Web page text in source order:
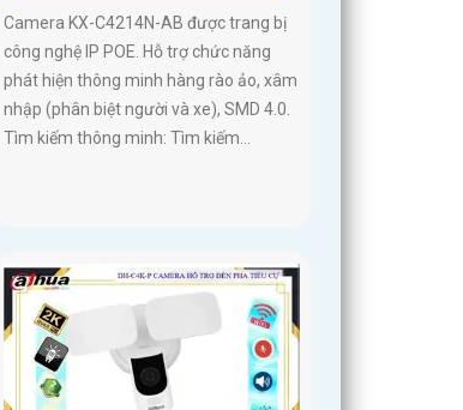
Camera KX-C4214N-AB được trang bị
công nghệ IP POE. Hỗ trợ chức năng
phát hiện thông minh hàng rào ảo, xâm
nhập (phân biệt người và xe), SMD 4.0.
Tìm kiếm thông minh: Tìm kiếm...